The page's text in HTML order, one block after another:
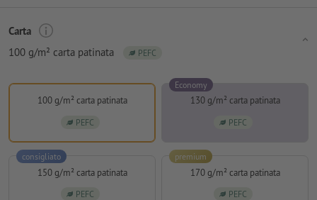
Carta
100 g/m² carta patinata
PEFC
100 g/m² carta patinata
PEFC
130 g/m² carta patinata
PEFC
Economy
150 g/m² carta patinata
PEFC
consigliato
170 g/m² carta patinata
PEFC
premium